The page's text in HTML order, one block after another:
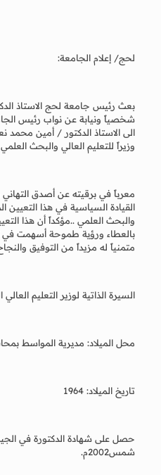
لحج/ إعلام الجامعة:
بعث رئيس جامعة لحج الاستاذ
شخصياً ونيابة عن نواب رئيس
الى الاستاذ الدكتور / أمين محمد
وزيراً للتعليم العالي والبحث العلمي
معرباً في برقيته عن أصدق
القيادة السياسية في هذا التعيين
والبحث العلمي ..مؤكداً أن هذا
بالعطاء ورؤية طموحة أسهمت
متمنياً له مزيداً من التوفيق
السيرة الذاتية لوزير التعليم
محل الميلاد: مديرية المواسط
تاريخ الميلاد: 1964
حصل على شهادة الدكتورة في
شمس2002م.